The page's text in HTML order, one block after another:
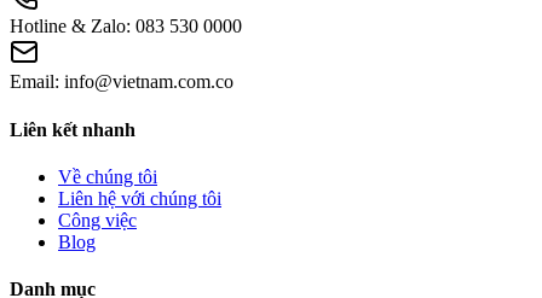
Hotline & Zalo: 083 530 0000
Email: info@vietnam.com.co
Liên kết nhanh
Về chúng tôi
Liên hệ với chúng tôi
Công việc
Blog
Danh mục